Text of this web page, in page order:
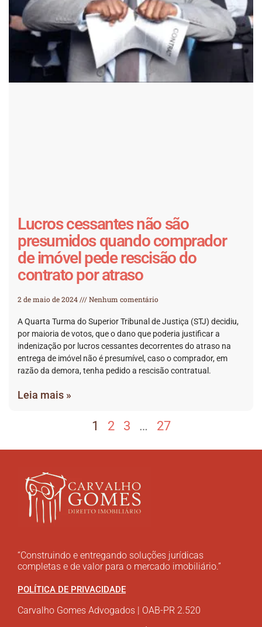
Lucros cessantes não são
presumidos quando comprador
de imóvel pede rescisão do
contrato por atraso
2 de maio de 2024 Nenhum comentário
​A Quarta Turma do Superior Tribunal de Justiça (STJ) decidiu,
por maioria de votos, que o dano que poderia justificar a
indenização por lucros cessantes decorrentes do atraso na
entrega de imóvel não é presumível, caso o comprador, em
razão da demora, tenha pedido a rescisão contratual.
Leia mais »
1 2 3 … 27
“Construindo e entregando soluções jurídicas
completas e de valor para o mercado imobiliário.”
POLÍTICA DE PRIVACIDADE
Carvalho Gomes Advogados | OAB-PR 2.520